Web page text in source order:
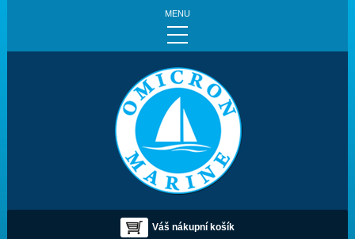
MENU
Váš nákupní košík